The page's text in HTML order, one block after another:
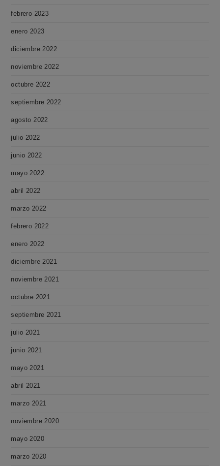
febrero 2023
enero 2023
diciembre 2022
noviembre 2022
octubre 2022
septiembre 2022
agosto 2022
julio 2022
junio 2022
mayo 2022
abril 2022
marzo 2022
febrero 2022
enero 2022
diciembre 2021
noviembre 2021
octubre 2021
septiembre 2021
julio 2021
junio 2021
mayo 2021
abril 2021
marzo 2021
noviembre 2020
mayo 2020
marzo 2020